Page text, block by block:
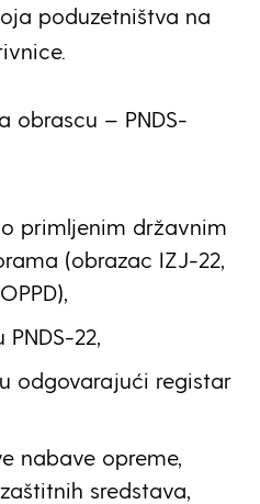
poduzetništva na
obrascu – PNDS-
primljenim državnim
(obrazac IZJ-22,
22,
odgovarajući registar
nabave opreme,
sredstava,